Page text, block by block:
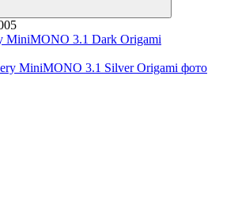
MiniMONO 3.1 Dark Origami